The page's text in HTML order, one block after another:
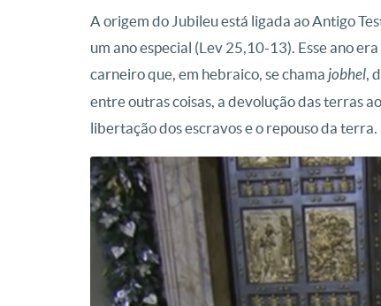
A origem do Jubileu está ligada ao Antigo
um ano especial (Lev 25,10-13). Esse ano
carneiro que, em hebraico, se chama jobhel,
entre outras coisas, a devolução das terras
libertação dos escravos e o repouso da terra.